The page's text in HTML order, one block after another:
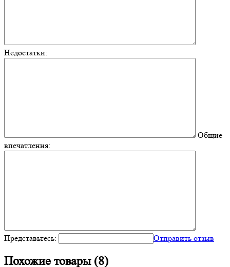
Недостатки:
Общие
впечатления:
Представьтесь: Отправить отзыв
Похожие товары (8)